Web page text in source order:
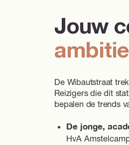
Jouw
De Wibautstraat
Reizigers die dit
bepalen de trends
De jonge,
HvA